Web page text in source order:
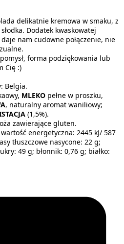
delikatnie kremowa w smaku, z
Dodatek kwaskowatej
nam cudowne połączenie, nie
forma podziękowania lub
Cię :)
Belgia.
MLEKO pełne w proszku,
, naturalny aromat waniliowy;
(1,5%).
zawierające gluten.
energetyczna: 2445 kJ/ 587
tłuszczowe nasycone: 22 g;
49 g; błonnik: 0,76 g; białko: